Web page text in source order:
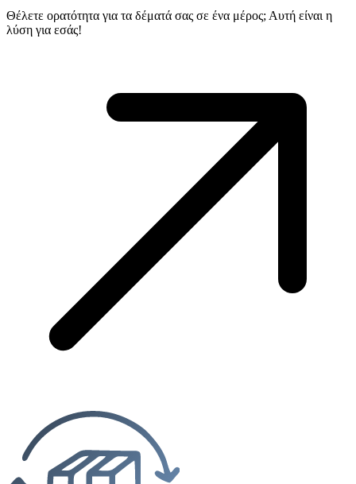
Θέλετε ορατότητα για τα δέματά σας σε ένα μέρος; Αυτή είναι η
λύση για εσάς!